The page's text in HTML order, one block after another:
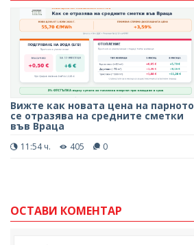
Вижте как новата цена на парното
се отразява на средните сметки
във Враца
11:54 ч. 405 0
ОСТАВИ КОМЕНТАР